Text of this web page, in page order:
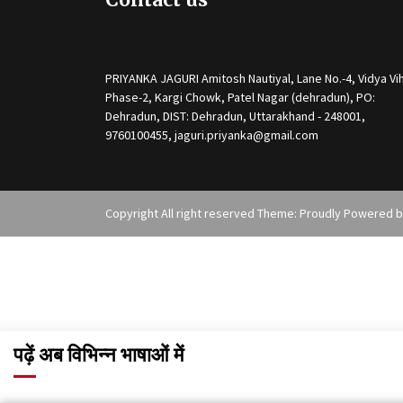
PRIYANKA JAGURI Amitosh Nautiyal, Lane No.-4, Vidya
Phase-2, Kargi Chowk, Patel Nagar (dehradun), PO:
Dehradun, DIST: Dehradun, Uttarakhand - 248001,
9760100455, jaguri.priyanka@gmail.com
Copyright All right reserved Theme: Proudly Powered
पढ़ें अब विभिन्न भाषाओं में